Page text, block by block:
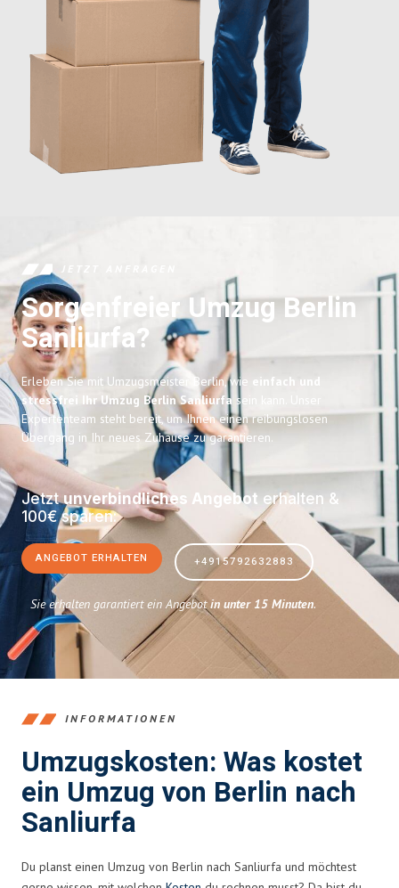
JETZT ANFRAGEN
Sorgenfreier Umzug Berlin
Sanliurfa?
Erleben Sie mit Umzugsmeister Berlin, wie einfach und
stressfrei Ihr Umzug Berlin Sanliurfa sein kann. Unser
Expertenteam steht bereit, um Ihnen einen reibungslosen
Übergang in Ihr neues Zuhause zu garantieren.
Jetztunverbindliches Angebot erhalten &
100€ sparen:
ANGEBOT ERHALTEN +4915792632883
Sie erhalten garantiert ein Angebotin unter 15 Minuten.
INFORMATIONEN
Umzugskosten: Was kostet
ein Umzug von Berlin nach
Sanliurfa
Du planst einen Umzug von Berlin nach Sanliurfa und möchtest